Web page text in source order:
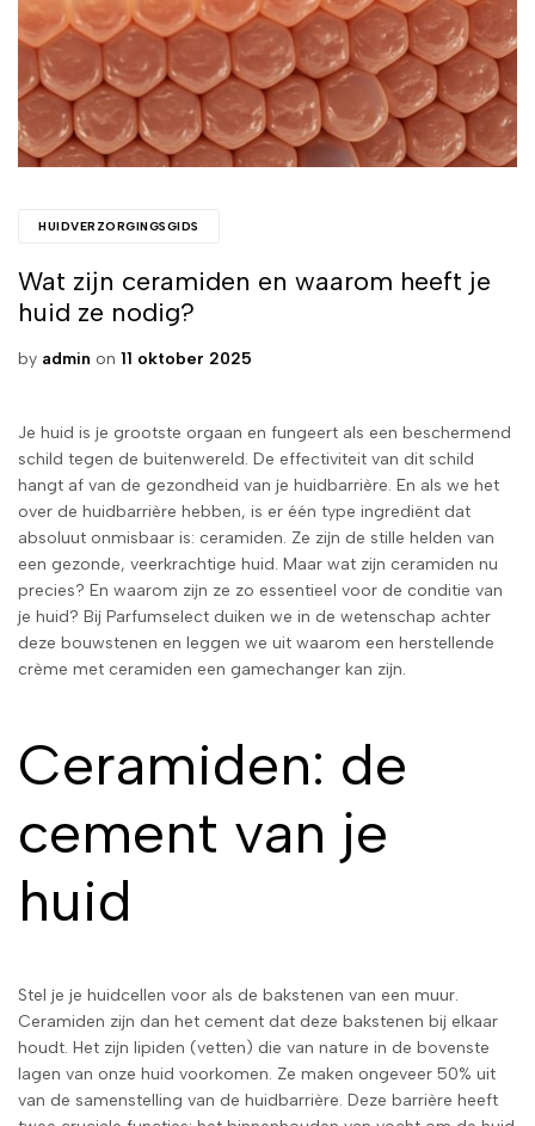
HUIDVERZORGINGSGIDS
Wat zijn ceramiden en waarom heeft je
huid ze nodig?
by admin on 11 oktober 2025
Je huid is je grootste orgaan en fungeert als een beschermend
schild tegen de buitenwereld. De effectiviteit van dit schild
hangt af van de gezondheid van je huidbarrière. En als we het
over de huidbarrière hebben, is er één type ingrediënt dat
absoluut onmisbaar is: ceramiden. Ze zijn de stille helden van
een gezonde, veerkrachtige huid. Maar wat zijn ceramiden nu
precies? En waarom zijn ze zo essentieel voor de conditie van
je huid? Bij Parfumselect duiken we in de wetenschap achter
deze bouwstenen en leggen we uit waarom een herstellende
crème met ceramiden een gamechanger kan zijn.
Ceramiden: de
cement van je
huid
Stel je je huidcellen voor als de bakstenen van een muur.
Ceramiden zijn dan het cement dat deze bakstenen bij elkaar
houdt. Het zijn lipiden (vetten) die van nature in de bovenste
lagen van onze huid voorkomen. Ze maken ongeveer 50% uit
van de samenstelling van de huidbarrière. Deze barrière heeft